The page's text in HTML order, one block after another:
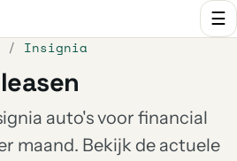
☰
/ Insignia
auto's voor financial
maand. Bekijk de actuele